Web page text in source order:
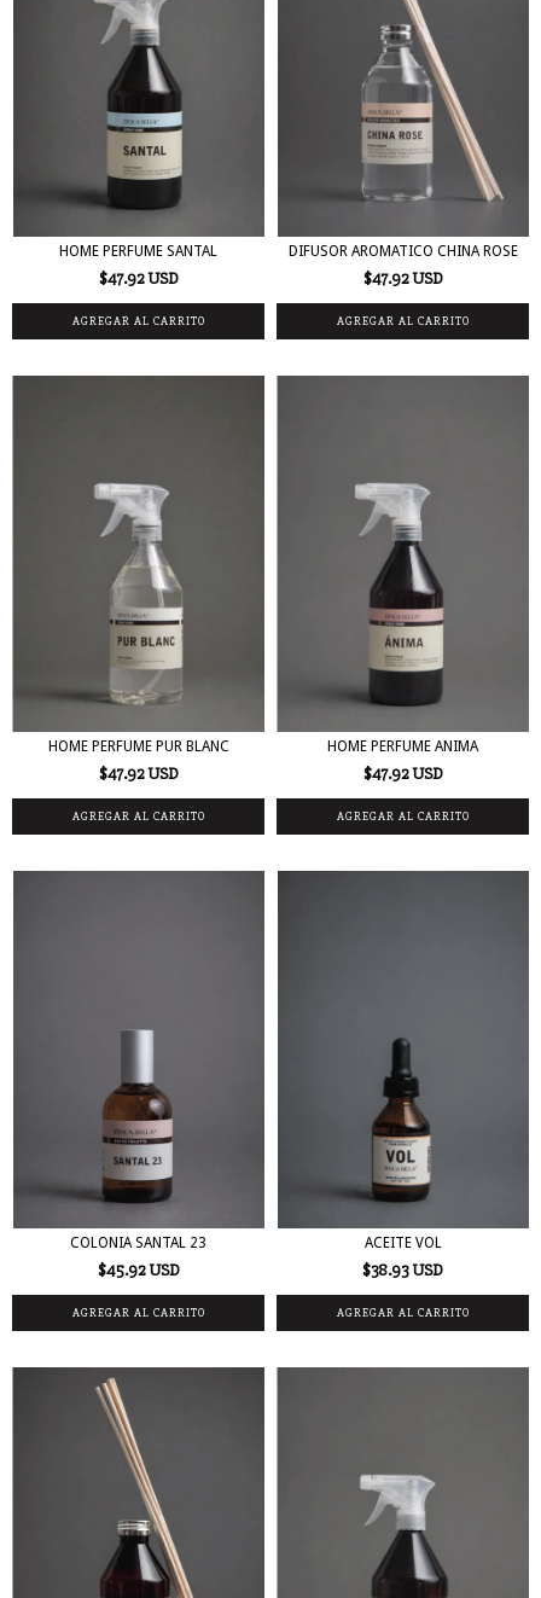
HOME PERFUME SANTAL
$47.92 USD
DIFUSOR AROMATICO CHINA ROSE
$47.92 USD
HOME PERFUME PUR BLANC
$47.92 USD
HOME PERFUME ANIMA
$47.92 USD
COLONIA SANTAL 23
$45.92 USD
ACEITE VOL
$38.93 USD